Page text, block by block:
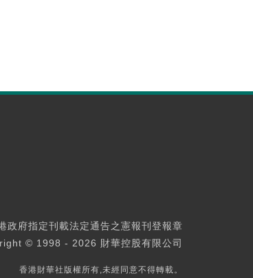
政府指定刊載法定通告之憲報刊登報章
© 1998 - 2026 財華控股有限公司
香港財華社版權所有,未經同意不得轉載。